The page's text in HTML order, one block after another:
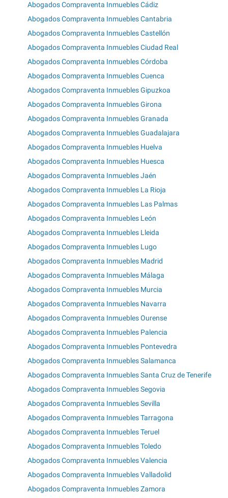
Abogados Compraventa Inmuebles Cádiz
Abogados Compraventa Inmuebles Cantabria
Abogados Compraventa Inmuebles Castellón
Abogados Compraventa Inmuebles Ciudad Real
Abogados Compraventa Inmuebles Córdoba
Abogados Compraventa Inmuebles Cuenca
Abogados Compraventa Inmuebles Gipuzkoa
Abogados Compraventa Inmuebles Girona
Abogados Compraventa Inmuebles Granada
Abogados Compraventa Inmuebles Guadalajara
Abogados Compraventa Inmuebles Huelva
Abogados Compraventa Inmuebles Huesca
Abogados Compraventa Inmuebles Jaén
Abogados Compraventa Inmuebles La Rioja
Abogados Compraventa Inmuebles Las Palmas
Abogados Compraventa Inmuebles León
Abogados Compraventa Inmuebles Lleida
Abogados Compraventa Inmuebles Lugo
Abogados Compraventa Inmuebles Madrid
Abogados Compraventa Inmuebles Málaga
Abogados Compraventa Inmuebles Murcia
Abogados Compraventa Inmuebles Navarra
Abogados Compraventa Inmuebles Ourense
Abogados Compraventa Inmuebles Palencia
Abogados Compraventa Inmuebles Pontevedra
Abogados Compraventa Inmuebles Salamanca
Abogados Compraventa Inmuebles Santa Cruz de Tenerife
Abogados Compraventa Inmuebles Segovia
Abogados Compraventa Inmuebles Sevilla
Abogados Compraventa Inmuebles Tarragona
Abogados Compraventa Inmuebles Teruel
Abogados Compraventa Inmuebles Toledo
Abogados Compraventa Inmuebles Valencia
Abogados Compraventa Inmuebles Valladolid
Abogados Compraventa Inmuebles Zamora